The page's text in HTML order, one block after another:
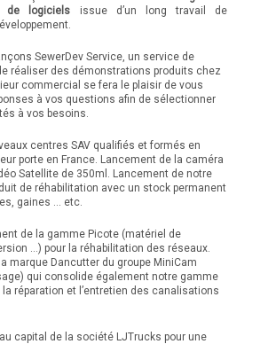
de logiciels issue d’un long travail de
SewerDev Service, un service de
réaliser des démonstrations produits chez
commercial se fera le plaisir de vous
à vos questions afin de sélectionner
à vos besoins.
centres SAV qualifiés et formés en
porte en France. Lancement de la caméra
Satellite de 350ml. Lancement de notre
de réhabilitation avec un stock permanent
gaines … etc.
de la gamme Picote (matériel de
…) pour la réhabilitation des réseaux.
marque Dancutter du groupe MiniCam
qui consolide également notre gamme
la réparation et l’entretien des canalisations
capital de la société LJTrucks pour une